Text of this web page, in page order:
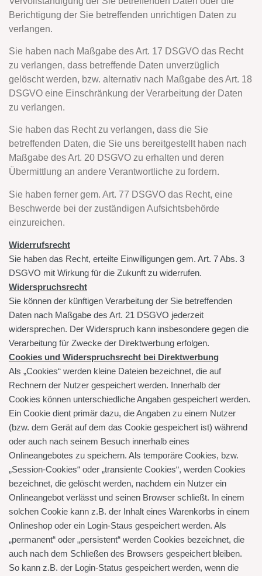
Berichtigung der Sie betreffenden unrichtigen Daten zu
verlangen.
Sie haben nach Maßgabe des Art. 17 DSGVO das Recht
zu verlangen, dass betreffende Daten unverzüglich
gelöscht werden, bzw. alternativ nach Maßgabe des Art. 18
DSGVO eine Einschränkung der Verarbeitung der Daten
zu verlangen.
Sie haben das Recht zu verlangen, dass die Sie
betreffenden Daten, die Sie uns bereitgestellt haben nach
Maßgabe des Art. 20 DSGVO zu erhalten und deren
Übermittlung an andere Verantwortliche zu fordern.
Sie haben ferner gem. Art. 77 DSGVO das Recht, eine
Beschwerde bei der zuständigen Aufsichtsbehörde
einzureichen.
Widerrufsrecht
Sie haben das Recht, erteilte Einwilligungen gem. Art. 7 Abs. 3
DSGVO mit Wirkung für die Zukunft zu widerrufen.
Widerspruchsrecht
Sie können der künftigen Verarbeitung der Sie betreffenden
Daten nach Maßgabe des Art. 21 DSGVO jederzeit
widersprechen. Der Widerspruch kann insbesondere gegen die
Verarbeitung für Zwecke der Direktwerbung erfolgen.
Cookies und Widerspruchsrecht bei Direktwerbung
Als „Cookies“ werden kleine Dateien bezeichnet, die auf
Rechnern der Nutzer gespeichert werden. Innerhalb der
Cookies können unterschiedliche Angaben gespeichert werden.
Ein Cookie dient primär dazu, die Angaben zu einem Nutzer
(bzw. dem Gerät auf dem das Cookie gespeichert ist) während
oder auch nach seinem Besuch innerhalb eines
Onlineangebotes zu speichern. Als temporäre Cookies, bzw.
„Session-Cookies“ oder „transiente Cookies“, werden Cookies
bezeichnet, die gelöscht werden, nachdem ein Nutzer ein
Onlineangebot verlässt und seinen Browser schließt. In einem
solchen Cookie kann z.B. der Inhalt eines Warenkorbs in einem
Onlineshop oder ein Login-Staus gespeichert werden. Als
„permanent“ oder „persistent“ werden Cookies bezeichnet, die
auch nach dem Schließen des Browsers gespeichert bleiben.
So kann z.B. der Login-Status gespeichert werden, wenn die